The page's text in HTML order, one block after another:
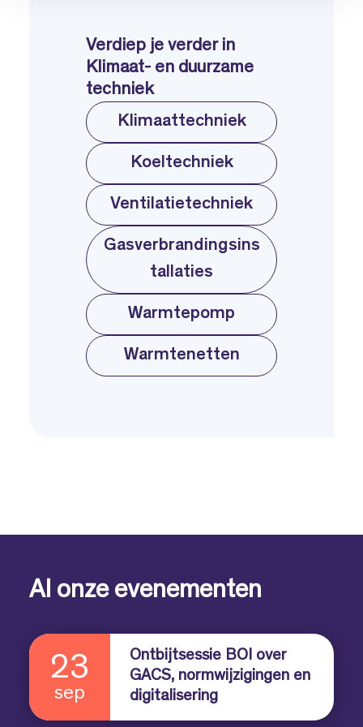
Verdiep je verder in
Klimaat- en duurzame
techniek
Klimaattechniek
Koeltechniek
Ventilatietechniek
Gasverbrandingsins
tallaties
Warmtepomp
Warmtenetten
Al onze evenementen
23
sep
Ontbijtsessie BOI over
GACS, normwijzigingen en
digitalisering